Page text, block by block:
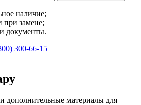
наличие;
при замене;
документы.
300-66-15
дополнительные материалы для